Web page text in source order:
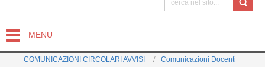
MENU
COMUNICAZIONI CIRCOLARI AVVISI
Comunicazioni Docenti